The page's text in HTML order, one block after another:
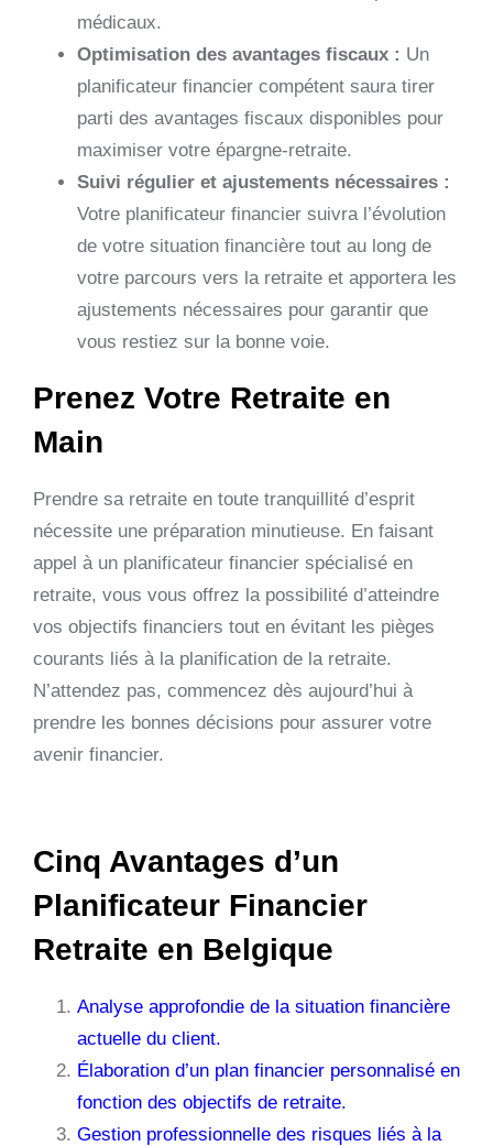
médicaux.
Optimisation des avantages fiscaux : Un
planificateur financier compétent saura tirer
parti des avantages fiscaux disponibles pour
maximiser votre épargne-retraite.
Suivi régulier et ajustements nécessaires :
Votre planificateur financier suivra l’évolution
de votre situation financière tout au long de
votre parcours vers la retraite et apportera les
ajustements nécessaires pour garantir que
vous restiez sur la bonne voie.
Prenez Votre Retraite en
Main
Prendre sa retraite en toute tranquillité d’esprit
nécessite une préparation minutieuse. En faisant
appel à un planificateur financier spécialisé en
retraite, vous vous offrez la possibilité d’atteindre
vos objectifs financiers tout en évitant les pièges
courants liés à la planification de la retraite.
N’attendez pas, commencez dès aujourd’hui à
prendre les bonnes décisions pour assurer votre
avenir financier.
Cinq Avantages d’un
Planificateur Financier
Retraite en Belgique
Analyse approfondie de la situation financière
actuelle du client.
Élaboration d’un plan financier personnalisé en
fonction des objectifs de retraite.
Gestion professionnelle des risques liés à la